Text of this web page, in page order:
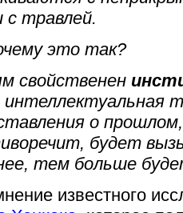
с травлей.
это так?
свойственен
о
будет
тем больше
известного